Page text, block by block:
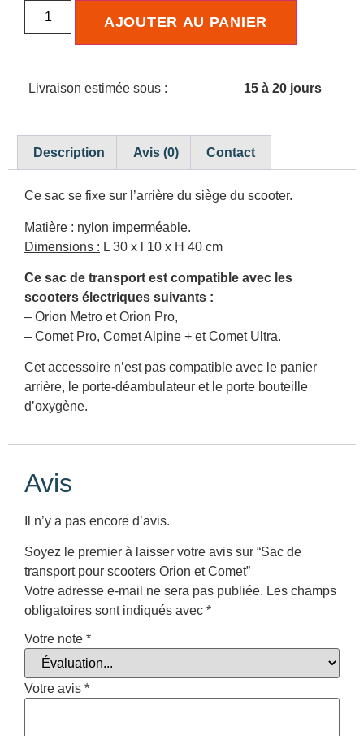
AJOUTER AU PANIER
Livraison estimée sous : 15 à 20 jours
Description Avis (0) Contact
Ce sac se fixe sur l’arrière du siège du scooter.
Matière : nylon imperméable.
Dimensions : L 30 x l 10 x H 40 cm
Ce sac de transport est compatible avec les
scooters électriques suivants :
– Orion Metro et Orion Pro,
– Comet Pro, Comet Alpine + et Comet Ultra.
Cet accessoire n’est pas compatible avec le panier
arrière, le porte-déambulateur et le porte bouteille
d’oxygène.
Avis
Il n’y a pas encore d’avis.
Soyez le premier à laisser votre avis sur “Sac de
transport pour scooters Orion et Comet”
Votre adresse e-mail ne sera pas publiée. Les champs
obligatoires sont indiqués avec *
Votre note *
Votre avis *